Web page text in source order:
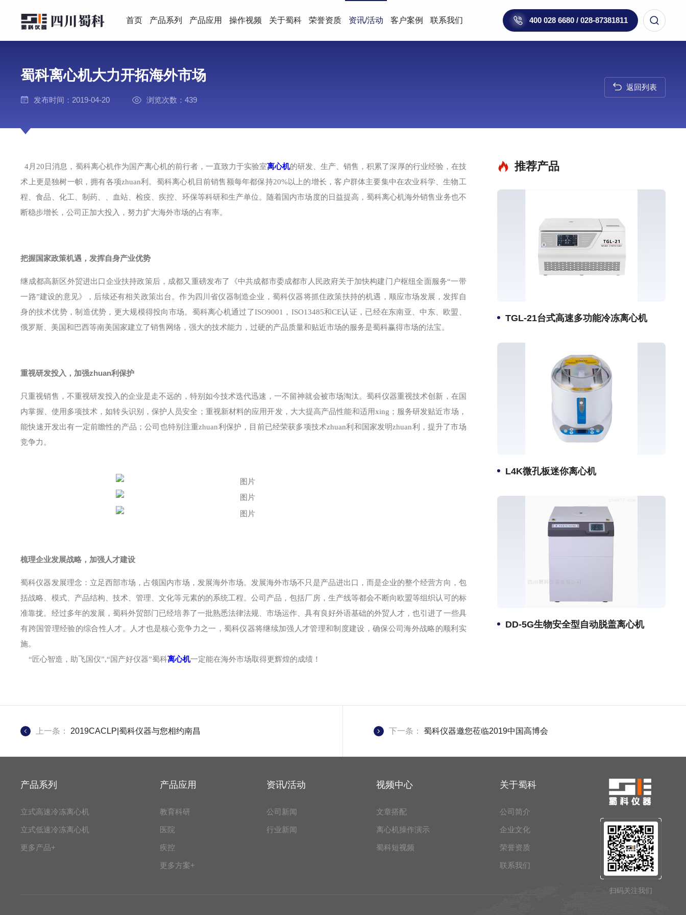
400 028 6680 / 028-87381811
首页 产品系列 产品应用 操作视频 关于蜀科 荣誉资质 资讯/活动 客户案例 联系我们
蜀科离心机大力开拓海外市场
发布时间：2019-04-20 浏览次数：439
返回列表
4月20日消息，蜀科离心机作为国产离心机的前行者，一直致力于实验室离心机的研发、生产、销售，积累了深厚的行业经验，在技
术上更是独树一帜，拥有各项zhuan利。蜀科离心机目前销售额每年都保持20%以上的增长，客户群体主要集中在农业科学、生物工
程、食品、化工、制药、、血站、检疫、疾控、环保等科研和生产单位。随着国内市场度的日益提高，蜀科离心机海外销售业务也不
断稳步增长，公司正加大投入，努力扩大海外市场的占有率。
把握国家政策机遇，发挥自身产业优势
继成都高新区外贸进出口企业扶持政策后，成都又重磅发布了《中共成都市委成都市人民政府关于加快构建门户枢纽全面服务“一带
一路”建设的意见》，后续还有相关政策出台。作为四川省仪器制造企业，蜀科仪器将抓住政策扶持的机遇，顺应市场发展，发挥自
身的技术优势，制造优势，更大规模得投向市场。蜀科离心机通过了ISO9001，ISO13485和CE认证，已经在东南亚、中东、欧盟、
俄罗斯、美国和巴西等南美国家建立了销售网络，强大的技术能力，过硬的产品质量和贴近市场的服务是蜀科赢得市场的法宝。
重视研发投入，加强zhuan利保护
只重视销售，不重视研发投入的企业是走不远的，特别如今技术迭代迅速，一不留神就会被市场淘汰。蜀科仪器重视技术创新，在国
内掌握、使用多项技术，如转头识别，保护人员安全；重视新材料的应用开发，大大提高产品性能和适用xing；服务研发贴近市场，
能快速开发出有一定前瞻性的产品；公司也特别注重zhuan利保护，目前已经荣获多项技术zhuan利和国家发明zhuan利，提升了市场
竞争力。
梳理企业发展战略，加强人才建设
蜀科仪器发展理念：立足西部市场，占领国内市场，发展海外市场。发展海外市场不只是产品进出口，而是企业的整个经营方向，包
括战略、模式、产品结构、技术、管理、文化等元素的的系统工程。公司产品，包括厂房，生产线等都会不断向欧盟等组织认可的标
准靠拢。经过多年的发展，蜀科外贸部门已经培养了一批熟悉法律法规、市场运作、具有良好外语基础的外贸人才，也引进了一些具
有跨国管理经验的综合性人才。人才也是核心竞争力之一，蜀科仪器将继续加强人才管理和制度建设，确保公司海外战略的顺利实
施。
“匠心智造，助飞国仪”,“国产好仪器”蜀科离心机一定能在海外市场取得更辉煌的成绩！
推荐产品
TGL-21台式高速多功能冷冻离心机
L4K微孔板迷你离心机
DD-5G生物安全型自动脱盖离心机
上一条： 2019CACLP|蜀科仪器与您相约南昌 下一条： 蜀科仪器邀您莅临2019中国高博会
产品系列
立式高速冷冻离心机
立式低速冷冻离心机
更多产品+
产品应用
教育科研
医院
疾控
更多方案+
资讯/活动
公司新闻
行业新闻
视频中心
文章搭配
离心机操作演示
蜀科短视频
关于蜀科
公司简介
企业文化
荣誉资质
联系我们
扫码关注我们